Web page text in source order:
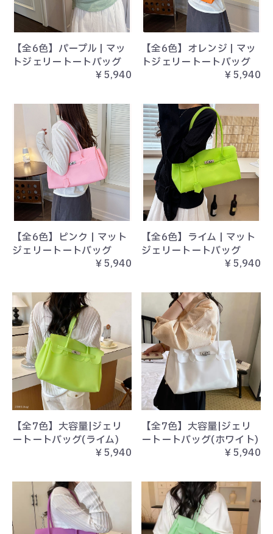
【全6色】パープル | マッ
トジェリートートバッグ
￥5,940
【全6色】オレンジ | マッ
トジェリートートバッグ
￥5,940
【全6色】ピンク | マット
ジェリートートバッグ
￥5,940
【全6色】ライム | マット
ジェリートートバッグ
￥5,940
【全7色】大容量|ジェリ
ートートバッグ(ライム)
￥5,940
【全7色】大容量|ジェリ
ートートバッグ(ホワイト)
￥5,940